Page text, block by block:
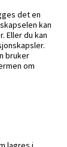
det en
kan
Eller du kan
bruker
om